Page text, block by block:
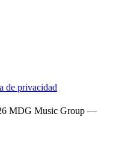
de privacidad
MDG Music Group —